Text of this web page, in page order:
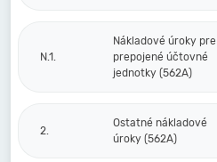
N.1.
Nákladové úroky pre
prepojené účtovné
jednotky (562A)
2.
Ostatné nákladové
úroky (562A)